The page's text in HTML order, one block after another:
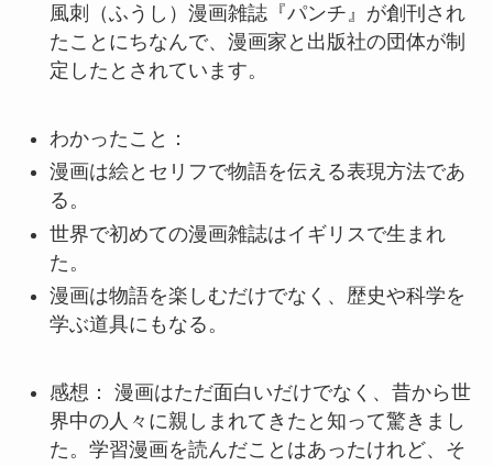
風刺（ふうし）漫画雑誌『パンチ』が創刊され
たことにちなんで、漫画家と出版社の団体が制
定したとされています。
わかったこと：
漫画は絵とセリフで物語を伝える表現方法であ
る。
世界で初めての漫画雑誌はイギリスで生まれ
た。
漫画は物語を楽しむだけでなく、歴史や科学を
学ぶ道具にもなる。
感想： 漫画はただ面白いだけでなく、昔から世
界中の人々に親しまれてきたと知って驚きまし
た。学習漫画を読んだことはあったけれど、そ